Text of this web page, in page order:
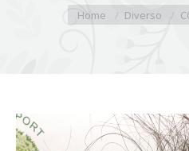
Tu sei qui:
Home Diverso